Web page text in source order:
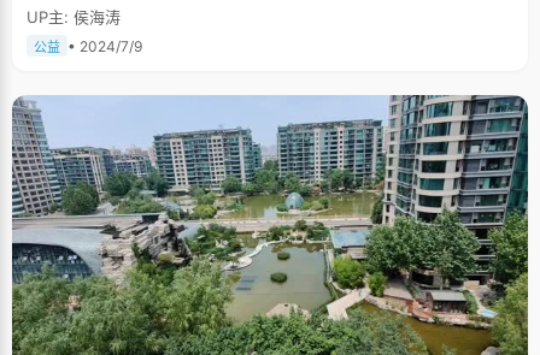
UP主: 侯海涛
公益 • 2024/7/9